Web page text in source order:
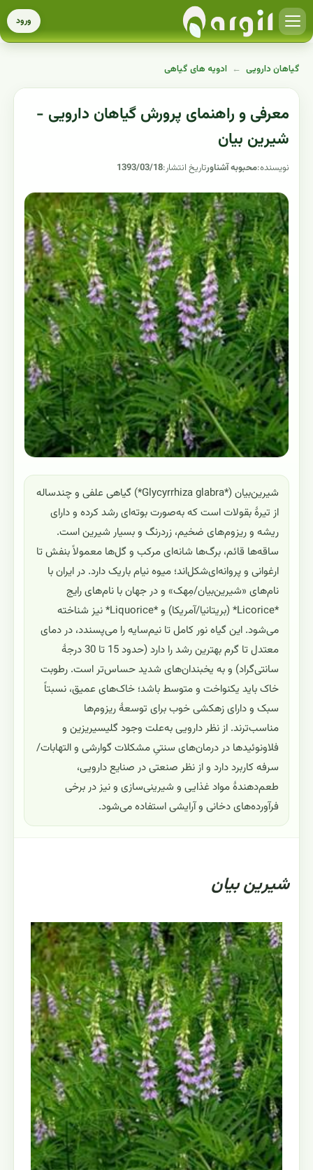
ورود
گیاهان دارویی ← ادویه های گیاهی
معرفی و راهنمای پرورش گیاهان دارویی -
شیرین بیان
نویسنده:محبوبه آشناورتاریخ انتشار:1393/03/18
شیرین‌بیان (*Glycyrrhiza glabra*) گیاهی علفی و چندساله
از تیرهٔ بقولات است که به‌صورت بوته‌ای رشد کرده و دارای
ریشه و ریزوم‌های ضخیم، زردرنگ و بسیار شیرین است.
ساقه‌ها قائم، برگ‌ها شانه‌ای مرکب و گل‌ها معمولاً بنفش تا
ارغوانی و پروانه‌ای‌شکل‌اند؛ میوه نیام باریک دارد. در ایران با
نام‌های «شیرین‌بیان/مِهک» و در جهان با نام‌های رایج
*Licorice* (بریتانیا/آمریکا) و *Liquorice* نیز شناخته
می‌شود. این گیاه نور کامل تا نیم‌سایه را می‌پسندد، در دمای
معتدل تا گرم بهترین رشد را دارد (حدود 15 تا 30 درجهٔ
سانتی‌گراد) و به یخبندان‌های شدید حساس‌تر است. رطوبت
خاک باید یکنواخت و متوسط باشد؛ خاک‌های عمیق، نسبتاً
سبک و دارای زهکشی خوب برای توسعهٔ ریزوم‌ها
مناسب‌ترند. از نظر دارویی به‌علت وجود گلیسیریزین و
فلاونوئیدها در درمان‌های سنتیِ مشکلات گوارشی و التهابات/
سرفه کاربرد دارد و از نظر صنعتی در صنایع دارویی،
طعم‌دهندهٔ مواد غذایی و شیرینی‌سازی و نیز در برخی
فرآورده‌های دخانی و آرایشی استفاده می‌شود.
شيرين بيان